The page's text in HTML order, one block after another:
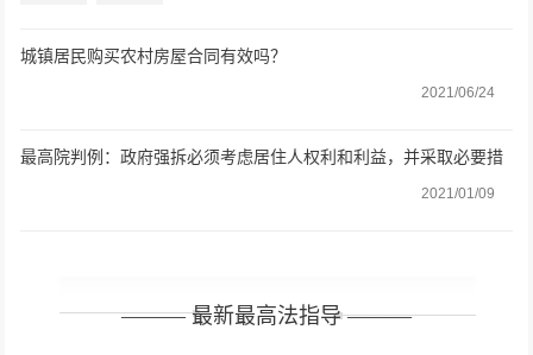
城镇居民购买农村房屋合同有效吗？
2021/06/24
最高院判例：政府强拆必须考虑居住人权利和利益，并采取必要措
2021/01/09
——— 最新最高法指导 ———